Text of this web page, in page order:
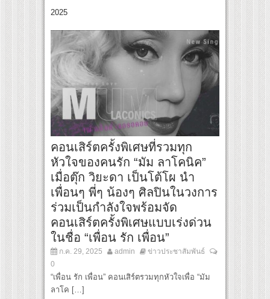
2025
คอนเสิร์ตครั้งพิเศษที่รวมทุก
หัวใจของคนรัก “มัม ลาโคนิค”
เมื่อตุ๊ก วิยะดา เป็นโต้โผ นำ
เพื่อนๆ พี่ๆ น้องๆ ศิลปินในวงการ
ร่วมเป็นกำลังใจพร้อมจัด
คอนเสิร์ตครั้งพิเศษแบบเร่งด่วน
ในชื่อ “เพื่อน รัก เพื่อน”
ก.ค. 29, 2025 admin
ข่าวประชาสัมพันธ์
0
“เพื่อน รัก เพื่อน” คอนเสิร์ตรวมทุกหัวใจเพื่อ “มัม
ลาโค […]